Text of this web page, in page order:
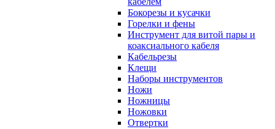
Бокорезы и кусачки
Горелки и фены
Инструмент для витой пары и
коаксиального кабеля
Кабельрезы
Клещи
Наборы инструментов
Ножи
Ножницы
Ножовки
Отвертки